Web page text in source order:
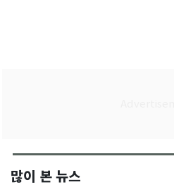
많이 본 뉴스